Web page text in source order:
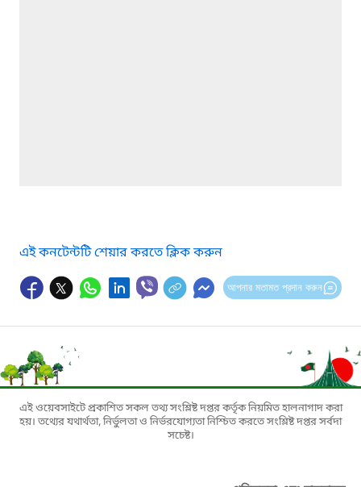
এই কনটেন্টটি শেয়ার করতে ক্লিক করুন
আপনার মতামত প্রদান করুন
এই ওয়েবসাইটে প্রকাশিত সকল তথ্য সংশ্লিষ্ট দপ্তর কর্তৃক নিয়মিত হালনাগাদ করা
হয়। তথ্যের যথার্থতা, নির্ভুলতা ও নির্ভরযোগ্যতা নিশ্চিত করতে সংশ্লিষ্ট দপ্তর সর্বদা
সচেষ্ট।